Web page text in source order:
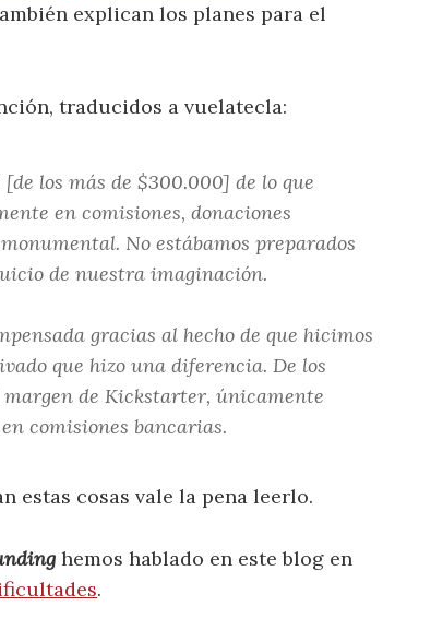
explican los planes para el
traducidos a vuelatecla:
los más de $300.000] de lo que
en comisiones, donaciones
No estábamos preparados
de nuestra imaginación.
gracias al hecho de que hicimos
que hizo una diferencia. De los
de Kickstarter, únicamente
comisiones bancarias.
estas cosas vale la pena leerlo.
hemos hablado en este blog en
.